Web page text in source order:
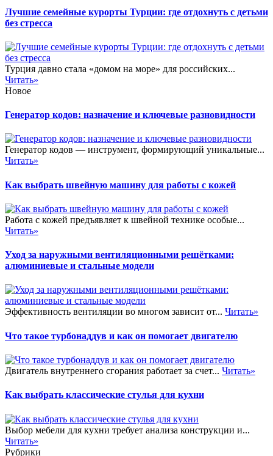
Лучшие семейные курорты Турции: где отдохнуть с детьми
без стресса
Турция давно стала «домом на море» для российских...
Читать»
Новое
Генератор кодов: назначение и ключевые разновидности
Генератор кодов — инструмент, формирующий уникальные...
Читать»
Как выбрать швейную машину для работы с кожей
Работа с кожей предъявляет к швейной технике особые...
Читать»
Уход за наружными вентиляционными решётками:
алюминиевые и стальные модели
Эффективность вентиляции во многом зависит от... Читать»
Что такое турбонаддув и как он помогает двигателю
Двигатель внутреннего сгорания работает за счет... Читать»
Как выбрать классические стулья для кухни
Выбор мебели для кухни требует анализа конструкции и...
Читать»
Рубрики